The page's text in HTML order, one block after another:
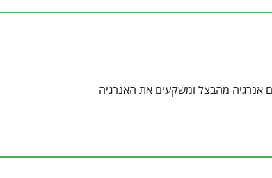
אנרגיה מהבצל ומשקעים את האנרגיה